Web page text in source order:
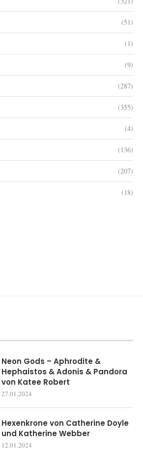
(51)
(1)
(9)
(287)
(355)
(4)
(136)
(207)
(18)
Neon Gods – Aphrodite &
Hephaistos & Adonis & Pandora
von Katee Robert
27.01.2024
Hexenkrone von Catherine Doyle
und Katherine Webber
12.01.2024